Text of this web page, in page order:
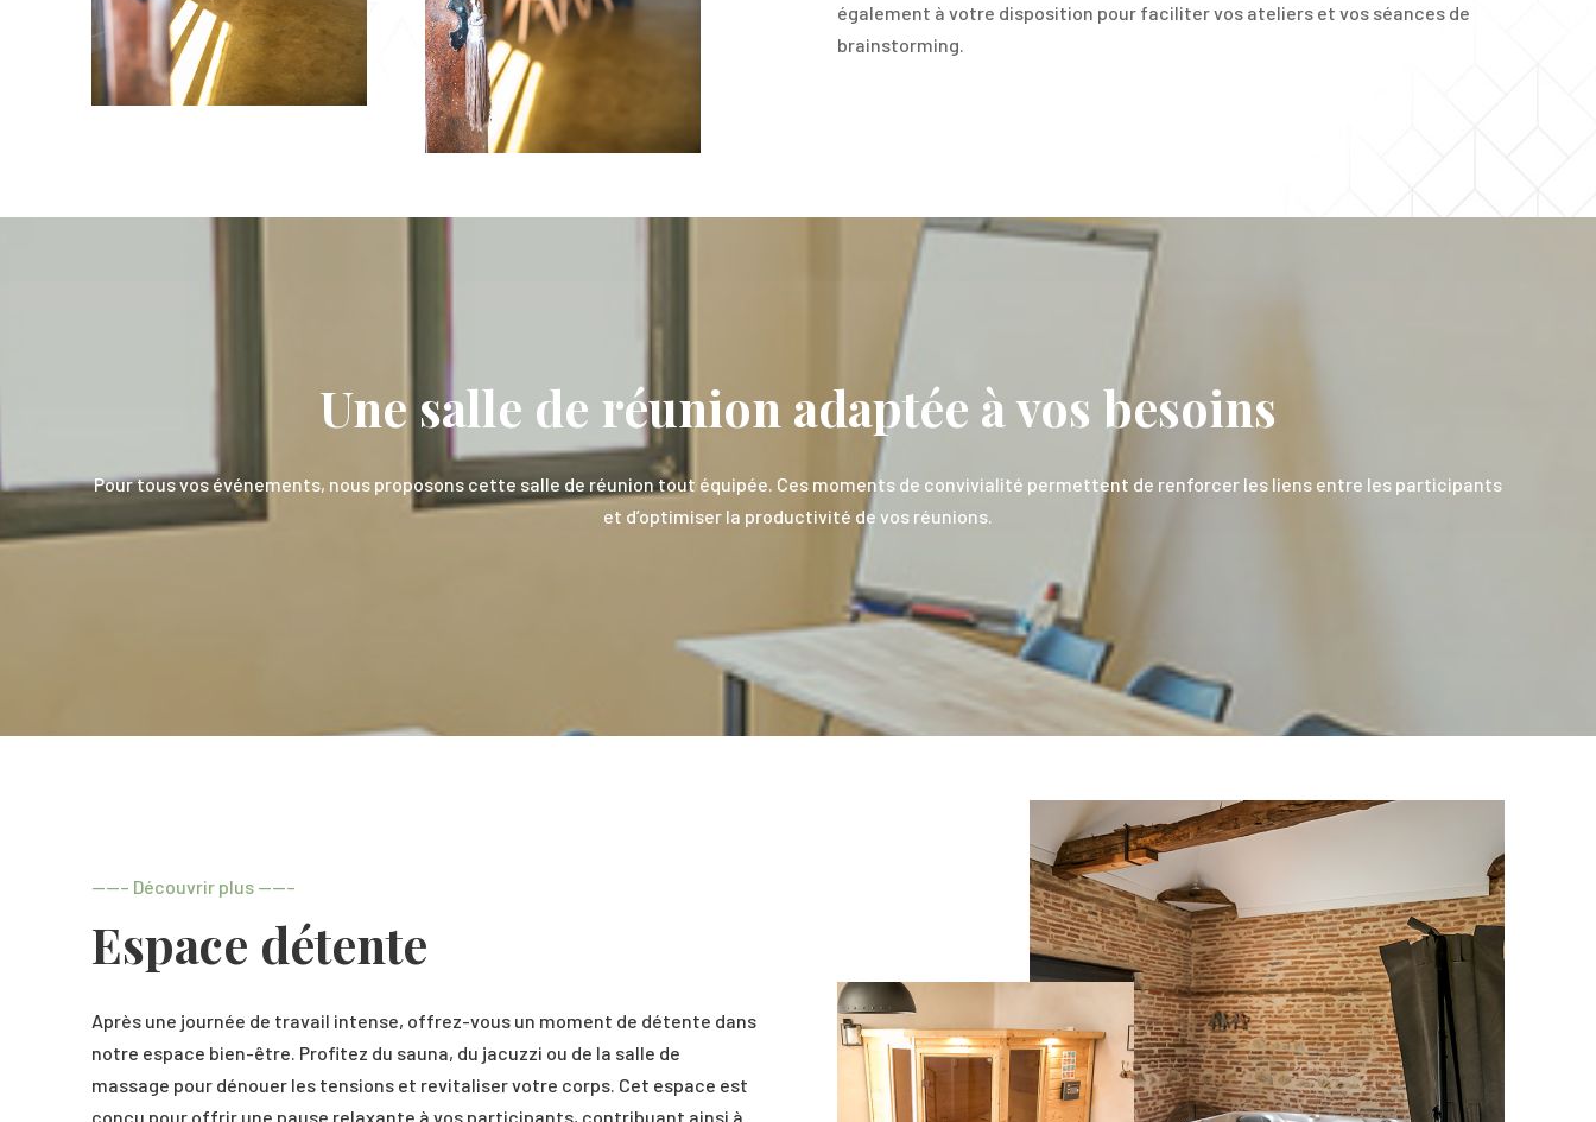
également à votre disposition pour faciliter vos ateliers et vos séances de
brainstorming.
Une salle de réunion adaptée à vos besoins
Pour tous vos événements, nous proposons cette salle de réunion tout équipée. Ces moments de convivialité permettent de renforcer les liens entre les participants
et d’optimiser la productivité de vos réunions.
——– Découvrir plus ——–
Espace détente
Après une journée de travail intense, offrez-vous un moment de détente dans
notre espace bien-être. Profitez du sauna, du jacuzzi ou de la salle de
massage pour dénouer les tensions et revitaliser votre corps. Cet espace est
conçu pour offrir une pause relaxante à vos participants, contribuant ainsi à